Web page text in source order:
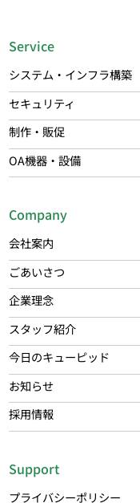
Service
システム・インフラ構築
セキュリティ
制作・販促
OA機器・設備
Company
会社案内
ごあいさつ
企業理念
スタッフ紹介
今日のキューピッド
お知らせ
採用情報
Support
プライバシーポリシー